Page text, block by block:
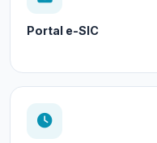
Portal e-SIC